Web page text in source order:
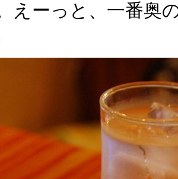
えーっと、一番奥